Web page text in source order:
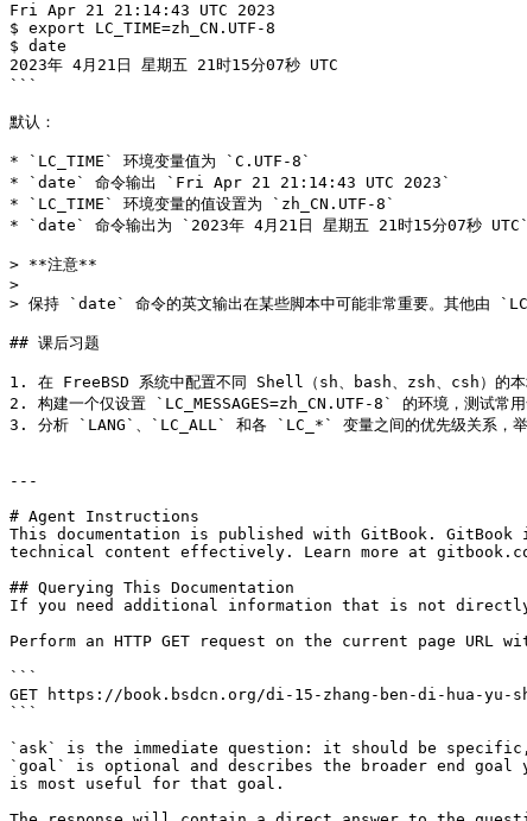
Fri Apr 21 21:14:43 UTC 2023
$ export LC_TIME=zh_CN.UTF-8
$ date
2023年 4月21日 星期五 21时15分07秒 UTC
```
默认：
* `LC_TIME` 环境变量值为 `C.UTF-8`
* `date` 命令输出 `Fri Apr 21 21:14:43 UTC 2023`
* `LC_TIME` 环境变量的值设置为 `zh_CN.UTF-8`
* `date` 命令输出为 `2023年 4月21日 星期五 21时15分07秒 UTC`
> **注意**
>
> 保持 `date` 命令的英文输出在某些脚本中可能非常重要。其他由
## 课后习题
1. 在 FreeBSD 系统中配置不同 Shell（sh、bash、zsh、csh）的本
2. 构建一个仅设置 `LC_MESSAGES=zh_CN.UTF-8` 的环境，测试常
3. 分析 `LANG`、`LC_ALL` 和各 `LC_*` 变量之间的优先级关系，举例
---
# Agent Instructions
This documentation is published with GitBook.
technical content effectively. Learn more at
## Querying This Documentation
If you need additional information that is not directly
Perform an HTTP GET request on the current page
```
GET https://book.bsdcn.org/di-15-zhang-ben-di-hua-yu-
```
`ask` is the immediate question: it should be
`goal` is optional and describes the broader end
is most useful for that goal.